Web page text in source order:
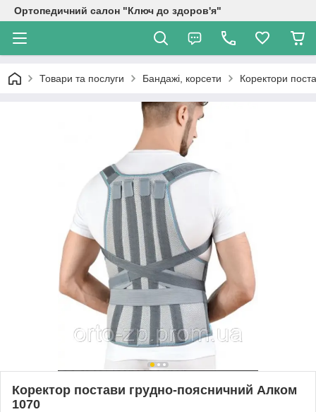
Ортопедичний салон "Ключ до здоров'я"
Товари та послуги Бандажі, корсети Коректори
Коректор постави грудно-поясничний Алком
1070